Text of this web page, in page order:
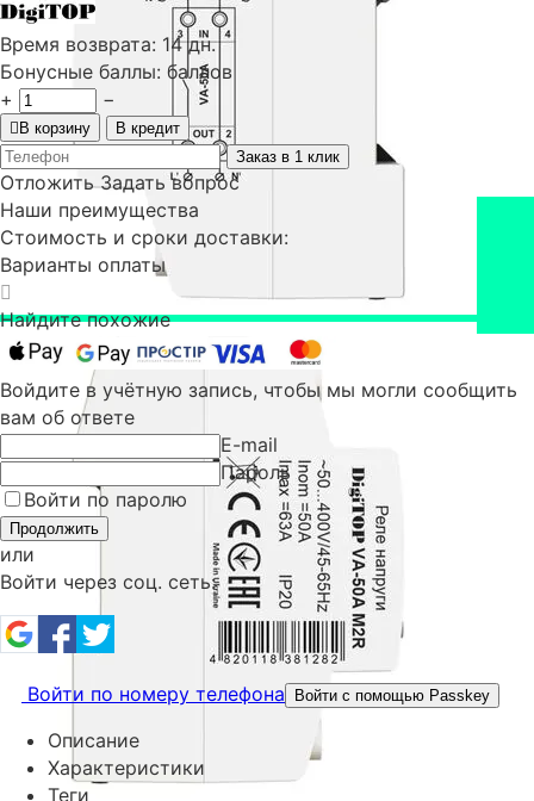
Время возврата: 14 дн.
Бонусные баллы: баллов
+
−
В корзину
В кредит
Заказ в 1 клик
Отложить Задать вопрос
Наши преимущества
Стоимость и сроки доставки:
Варианты оплаты
Найдите похожие
Войдите в учётную запись, чтобы мы могли сообщить
вам об ответе
E-mail
Пароль
Войти по паролю
Продолжить
или
Войти через соц. сеть:
Войти по номеру телефона Войти с помощью Passkey
Описание
Характеристики
Теги